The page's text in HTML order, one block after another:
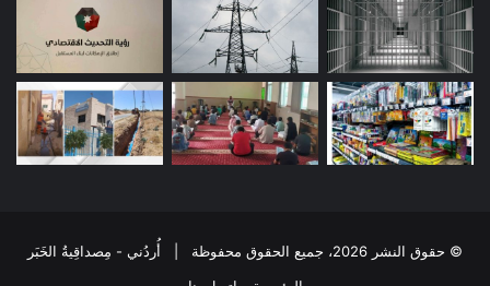
© حقوق النشر 2026، جميع الحقوق محفوظة | أُردُني - مِصداقِيةُ الخَبَر